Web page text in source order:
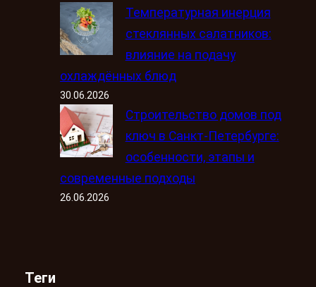
Температурная инерция
стеклянных салатников:
влияние на подачу
охлаждённых блюд
30.06.2026
Строительство домов под
ключ в Санкт-Петербурге:
особенности, этапы и
современные подходы
26.06.2026
Теги